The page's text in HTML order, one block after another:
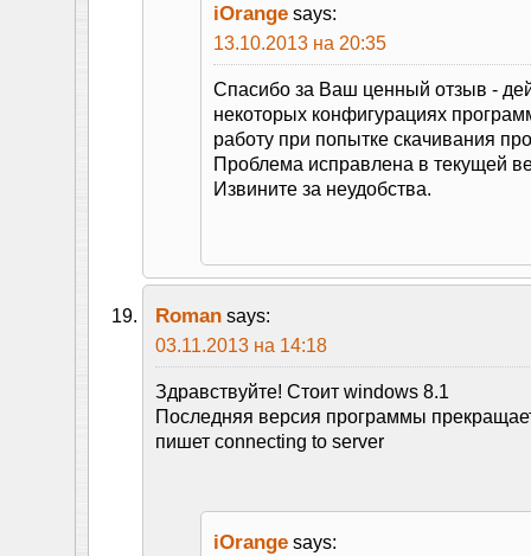
iOrange says:
13.10.2013 на 20:35
Спасибо за Ваш ценный отзыв -
некоторых конфигурациях
работу при попытке скачивания
Проблема исправлена в текущей
Извините за неудобства.
Roman says:
03.11.2013 на 14:18
Здравствуйте! Стоит windows 8.1
Последняя версия программы
пишет connecting to server
iOrange says: